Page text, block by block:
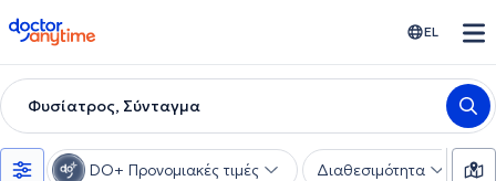
doctoranytime EL
Φυσίατρος, Σύνταγμα
DO+ Προνομιακές τιμές Διαθεσιμότητα